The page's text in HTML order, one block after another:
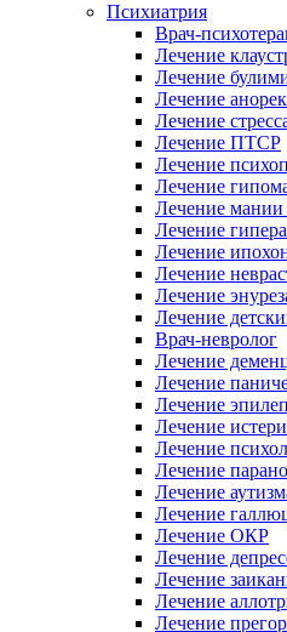
Психиатрия
Врач-
Лечение
Лечение
Лечение
Лечение
Лечение ПТСР
Лечение
Лечение
Лечение мании
Лечение
Лечение
Лечение
Лечение
Лечение
Врач-невролог
Лечение
Лечение
Лечение
Лечение
Лечение
Лечение
Лечение
Лечение
Лечение ОКР
Лечение
Лечение
Лечение
Лечение